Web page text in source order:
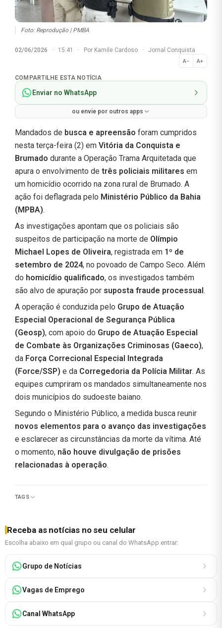
Foto: Reprodução | PMBA
02/06/2026 · 15:41 · Por Kamile Cardoso · Jornal Conquista
A− A+
Normal
COMPARTILHE ESTA NOTÍCIA
Enviar no WhatsApp
ou envie por outros apps
Mandados de busca e apreensão foram cumpridos
nesta terça-feira (2) em Vitória da Conquista e
Brumado durante a Operação Trama Arquitetada que
apura o envolvimento de três policiais militares em
um homicídio ocorrido na zona rural de Brumado. A
ação foi deflagrada pelo Ministério Público da Bahia
(MPBA).
As investigações apontam que os policiais são
suspeitos de participação na morte de Olímpio
Michael Lopes de Oliveira, registrada em 1º de
setembro de 2024, no povoado de Campo Seco. Além
do homicídio qualificado, os investigados também
são alvo de apuração por suposta fraude processual .
A operação é conduzida pelo Grupo de Atuação
Especial Operacional de Segurança Pública
(Geosp), com apoio do Grupo de Atuação Especial
de Combate às Organizações Criminosas (Gaeco),
da Força Correcional Especial Integrada
(Force/SSP) e da Corregedoria da Polícia Militar. As
equipes cumpriram os mandados simultaneamente nos
dois municípios do sudoeste baiano.
Segundo o Ministério Público, a medida busca reunir
novos elementos para o avanço das investigações
e esclarecer as circunstâncias da morte da vítima. Até
o momento, não houve divulgação de prisões
relacionadas à operação.
TAGS
Receba as notícias no seu celular
Escolha abaixo em qual grupo ou canal do WhatsApp entrar:
Grupo de Notícias
Vagas de Emprego
Canal WhatsApp